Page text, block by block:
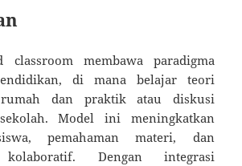
classroom membawa paradigma
di mana belajar teori
dan praktik atau diskusi
Model ini meningkatkan
pemahaman materi, dan
kolaboratif. Dengan integrasi